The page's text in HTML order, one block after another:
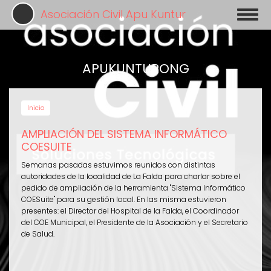
Pasar
contenido
principal
Asociación Civil Apu Kuntur
APUKUNTURONG
Inicio
AMPLIACIÓN DEL SISTEMA INFORMÁTICO
COESUITE
Semanas pasadas estuvimos reunidos con distintas
autoridades de la localidad de La Falda para charlar sobre el
pedido de ampliación de la herramienta "Sistema Informático
COESuite" para su gestión local. En las misma estuvieron
presentes: el Director del Hospital de la Falda, el Coordinador
del COE Municipal, el Presidente de la Asociación y el Secretario
de Salud.